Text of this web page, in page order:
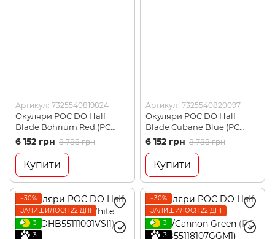
Артикул: 7325540819824
Окуляри POC DO Half
Blade Bohrium Red (PC
DOHB55111101VSI1)
6 152 грн 8 788 грн
Купити
Артикул: 7325540820097
Окуляри POC DO Half
Blade Cubane Blue (PC
DOHB55111553LBE1)
6 152 грн 8 788 грн
Купити
−30%
ЗАЛИШИЛОСЯ 22 ДНІ
3
3
−30%
ЗАЛИШИЛОСЯ 22 ДНІ
3
3